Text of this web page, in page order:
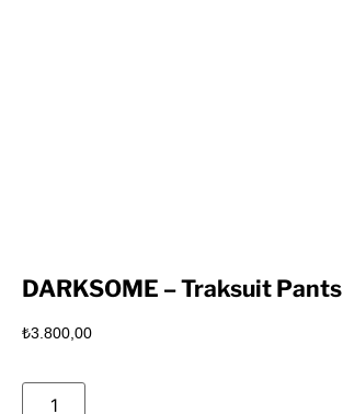
DARKSOME – Traksuit Pants
₺3.800,00